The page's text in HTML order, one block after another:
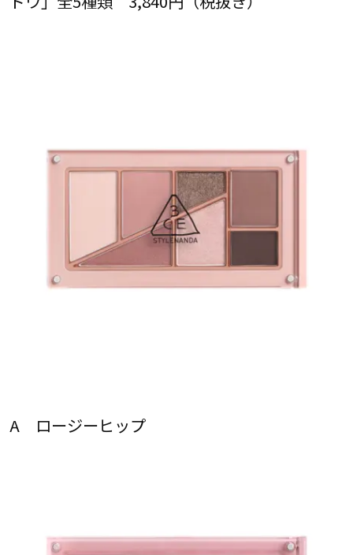
A ロージーヒップ